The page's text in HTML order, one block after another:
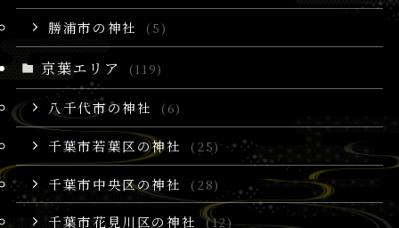
勝浦市の神社 (5)
京葉エリア (119)
八千代市の神社 (6)
千葉市若葉区の神社 (25)
千葉市中央区の神社 (28)
千葉市花見川区の神社 (12)